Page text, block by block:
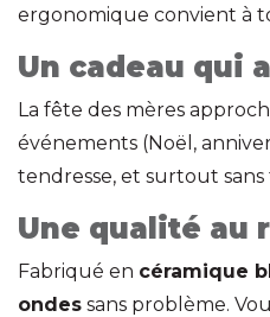
ergonomique convient à
Un cadeau qui
La fête des mères
événements (Noël,
tendresse, et surtout
Une qualité au
Fabriqué en céramique
ondes sans problème.